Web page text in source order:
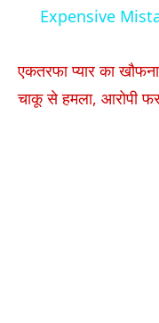
Expensive
एकतरफा प्यार का
चाकू से हमला, आरोपी